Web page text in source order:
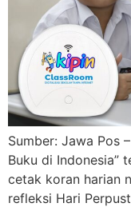
Sumber: Jawa Pos
Buku di Indonesia”
cetak koran harian
refleksi Hari